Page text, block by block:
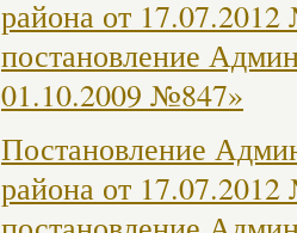
района от
постановление
01.10.2009 №847»
Постановление
района от